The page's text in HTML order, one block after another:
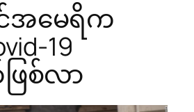
မေရိက
19
ြစ်လာ